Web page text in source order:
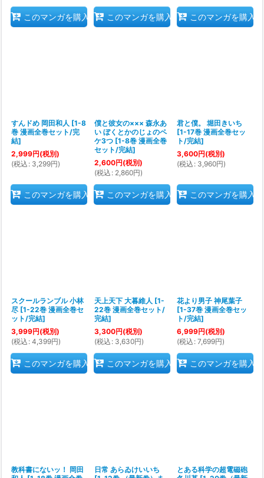
このマンガを購入 このマンガを購入 このマンガを購入
すんドめ 岡田和人 [1-8
巻 漫画全巻セット/完
結]
2,999円(税別)
(税込 : 3,299円)
このマンガを購入
僕と彼女の××× 森永あ
い ぼくとかのじょのペ
ケ3つ [1-8巻 漫画全巻
セット/完結]
2,600円(税別)
(税込 : 2,860円)
このマンガを購入
君と僕。 堀田きいち
[1-17巻 漫画全巻セッ
ト/完結]
3,600円(税別)
(税込 : 3,960円)
このマンガを購入
スクールランブル 小林
尽 [1-22巻 漫画全巻セ
ット/完結]
3,999円(税別)
(税込 : 4,399円)
このマンガを購入
天上天下 大暮維人 [1-
22巻 漫画全巻セット/
完結]
3,300円(税別)
(税込 : 3,630円)
このマンガを購入
花より男子 神尾葉子
[1-37巻 漫画全巻セッ
ト/完結]
6,999円(税別)
(税込 : 7,699円)
このマンガを購入
教科書にないッ！ 岡田
日常 あらゐけいいち
とある科学の超電磁砲